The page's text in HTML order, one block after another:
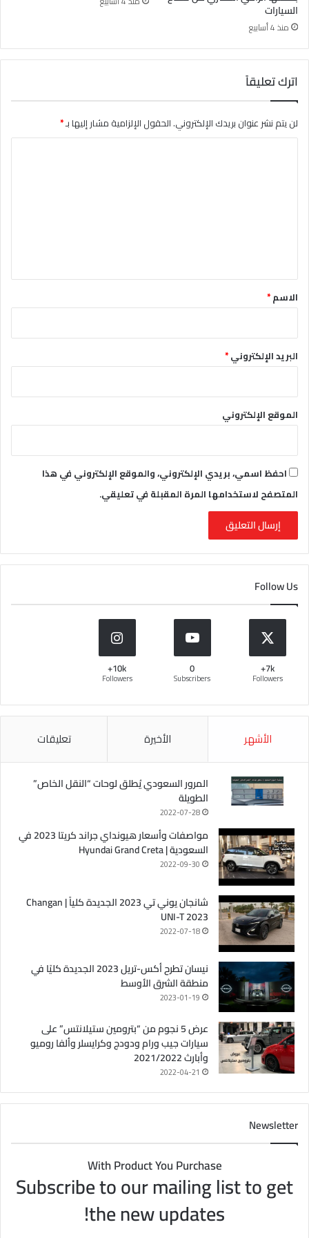
السيارات
منذ 4 أسابيع
اترك تعليقاً
لن يتم نشر عنوان بريدك الإلكتروني.الحقول الإلزامية مشار إليها بـ*
*الاسم*
البريد الإلكتروني*
الموقع الإلكتروني
احفظ اسمي، بريدي الإلكتروني، والموقع الإلكتروني في هذا
المتصفح لاستخدامها المرة المقبلة في تعليقي.
Follow Us
7k+
Followers
0
Subscribers
10k+
Followers
الأشهر الأخيرة تعليقات
المرور السعودي يُطلق لوحات “النقل الخاص”
الطويلة
2022-07-28
مواصفات وأسعار هيونداي جراند كريتا 2023 في
السعودية | Hyundai Grand Creta
2022-09-30
شانجان يوني تي 2023 الجديدة كلياً | Changan
UNI-T 2023
2022-07-18
نيسان تطرح أكس-تريل 2023 الجديدة كليًا في
منطقة الشرق الأوسط
2023-01-19
عرض 5 نجوم من “بترومين ستيلانتس” على
سيارات جيب ورام ودودج وكرايسلر وألفا روميو
وأبارث 2021/2022
2022-04-21
Newsletter
With Product You Purchase
Subscribe to our mailing list to get
the new updates!